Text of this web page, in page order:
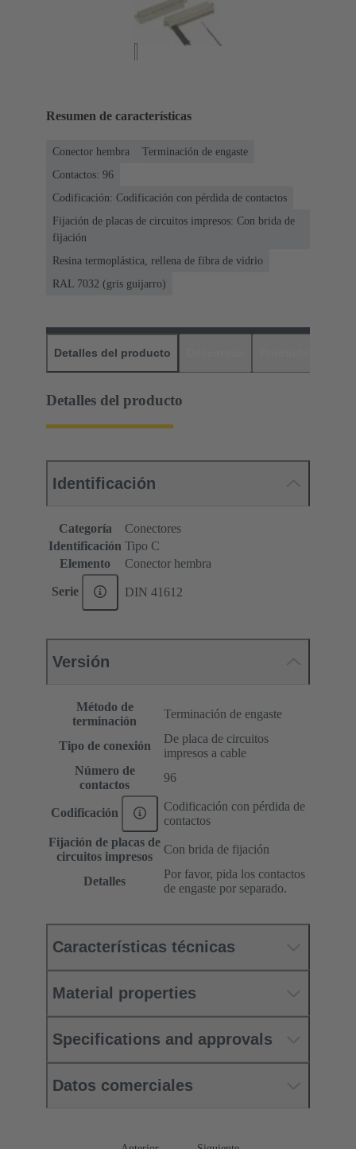
Resumen de características
Conector hembra
Terminación de engaste
Contactos: 96
Codificación: Codificación con pérdida de contactos
Fijación de placas de circuitos impresos: Con brida de
fijación
Resina termoplástica, rellena de fibra de vidrio
RAL 7032 (gris guijarro)
Detalles del producto
Detalles del producto
Identificación
Categoría
Conectores
Identificación Tipo C
Elemento
Conector hembra
Serie DIN 41612
Versión
Método de
terminación
Terminación de engaste
Tipo de conexión
De placa de circuitos
impresos a cable
Número de
contactos
96
Codificación
Codificación con pérdida de
contactos
Fijación de placas de
circuitos impresos
Con brida de fijación
Detalles
Por favor, pida los contactos
de engaste por separado.
Características técnicas
Material properties
Specifications and approvals
Datos comerciales